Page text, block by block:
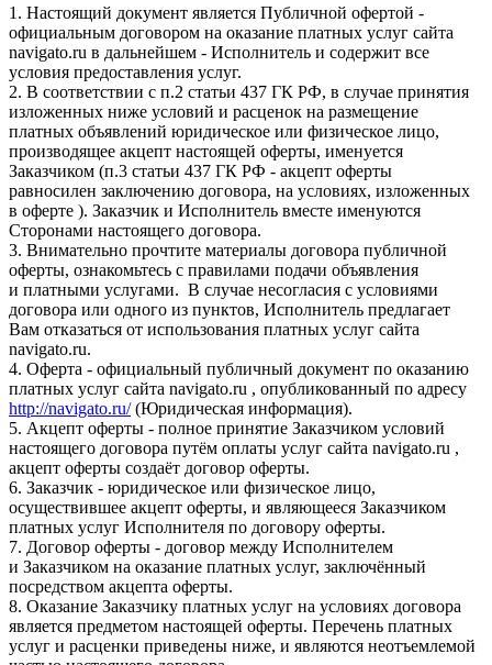
1. Настоящий документ является Публичной офертой -
официальным договором на оказание платных услуг сайта
navigato.ru в дальнейшем - Исполнитель и содержит все
условия предоставления услуг.
2. В соответствии с п.2 статьи 437 ГК РФ, в случае принятия
изложенных ниже условий и расценок на размещение
платных объявлений юридическое или физическое лицо,
производящее акцепт настоящей оферты, именуется
Заказчиком (п.3 статьи 437 ГК РФ - акцепт оферты
равносилен заключению договора, на условиях, изложенных
в оферте ). Заказчик и Исполнитель вместе именуются
Сторонами настоящего договора.
3. Внимательно прочтите материалы договора публичной
оферты, ознакомьтесь с правилами подачи объявления
и платными услугами. В случае несогласия с условиями
договора или одного из пунктов, Исполнитель предлагает
Вам отказаться от использования платных услуг сайта
navigato.ru.
4. Оферта - официальный публичный документ по оказанию
платных услуг сайта navigato.ru , опубликованный по адресу
http://navigato.ru/(Юридическая информация).
5. Акцепт оферты - полное принятие Заказчиком условий
настоящего договора путём оплаты услуг сайта navigato.ru ,
акцепт оферты создаёт договор оферты.
6. Заказчик - юридическое или физическое лицо,
осуществившее акцепт оферты, и являющееся Заказчиком
платных услуг Исполнителя по договору оферты.
7. Договор оферты - договор между Исполнителем
и Заказчиком на оказание платных услуг, заключённый
посредством акцепта оферты.
8. Оказание Заказчику платных услуг на условиях договора
является предметом настоящей оферты. Перечень платных
услуг и расценки приведены ниже, и являются неотъемлемой